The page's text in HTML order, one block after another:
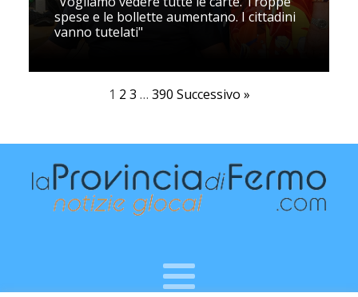
spese e le bollette aumentano. I cittadini
vanno tutelati"
1 2 3 … 390 Successivo »